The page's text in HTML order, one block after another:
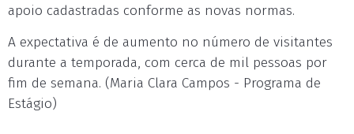
apoio cadastradas conforme as novas normas.
A expectativa é de aumento no número de visitantes
durante a temporada, com cerca de mil pessoas por
fim de semana. (Maria Clara Campos - Programa de
Estágio)